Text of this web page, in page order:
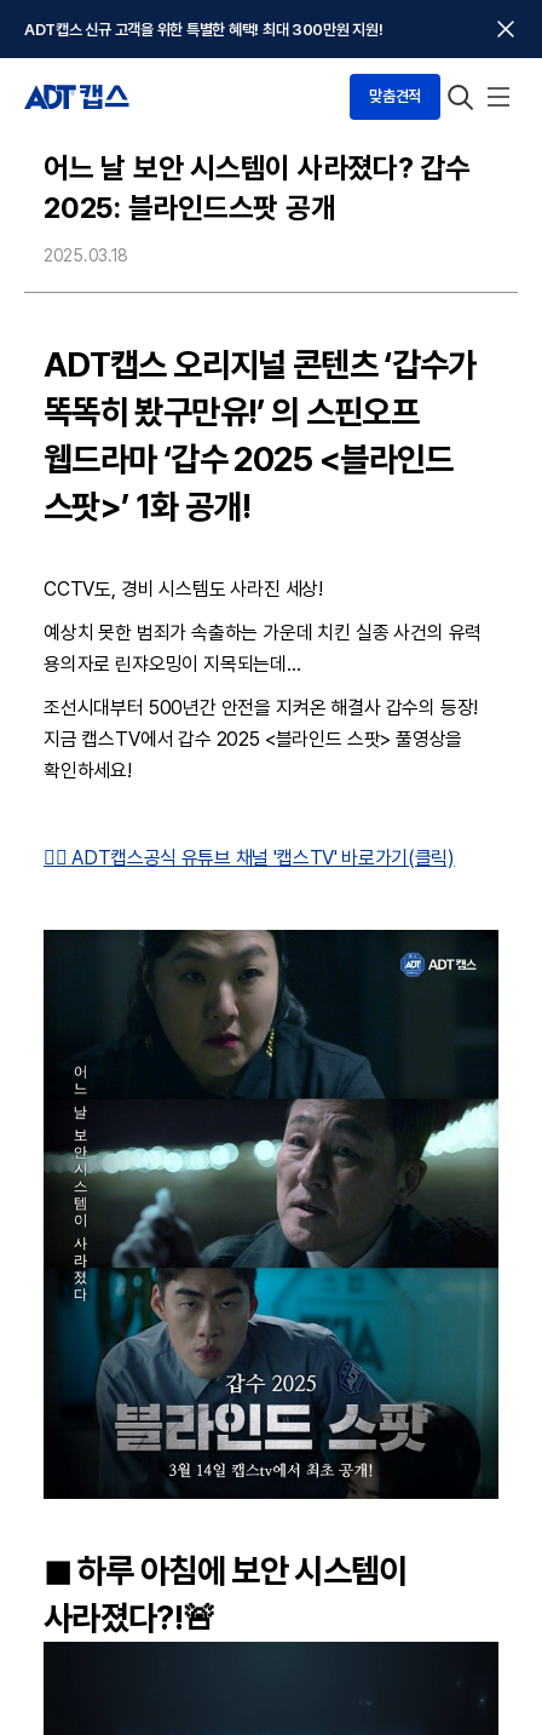
ADT캡스 신규 고객을 위한 특별한 혜택! 최대 300만원 지원!
맞춤견적
어느 날 보안 시스템이 사라졌다? 갑수
2025: 블라인드스팟 공개
2025.03.18
ADT캡스 오리지널 콘텐츠 ‘갑수가
똑똑히 봤구만유!’ 의 스핀오프
웹드라마 ‘갑수 2025 <블라인드
스팟>’ 1화 공개!
CCTV도, 경비 시스템도 사라진 세상!
예상치 못한 범죄가 속출하는 가운데 치킨 실종 사건의 유력
용의자로 린쟈오밍이 지목되는데…
조선시대부터 500년간 안전을 지켜온 해결사 갑수의 등장!
지금 캡스TV에서 갑수 2025 <블라인드 스팟> 풀영상을
확인하세요!
👉🏻 ADT캡스공식 유튜브 채널 '캡스TV' 바로가기(클릭)
◼︎ 하루 아침에 보안 시스템이
사라졌다?!🚨